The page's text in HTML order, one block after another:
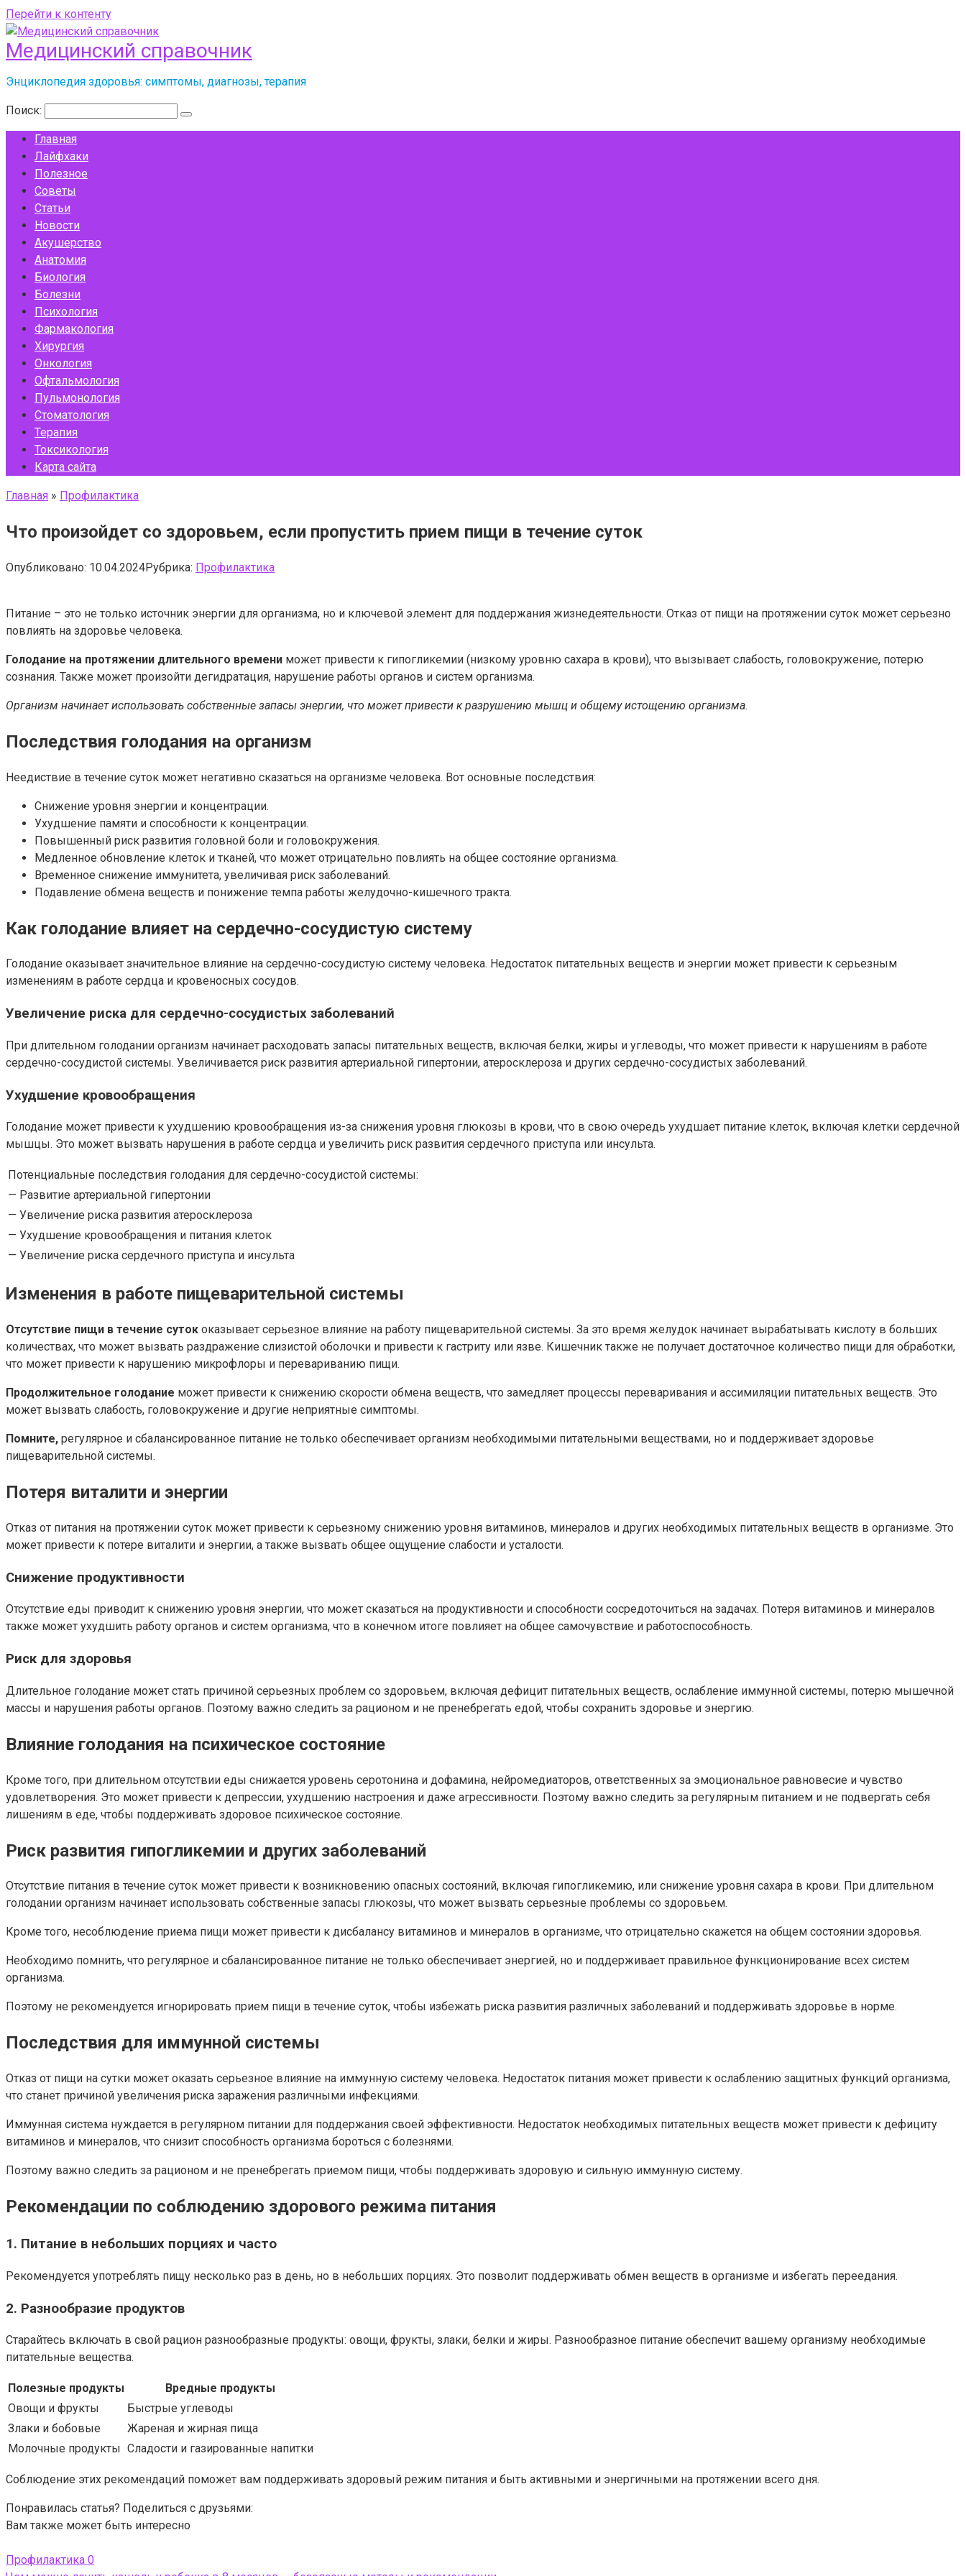
Перейти к контенту
Медицинский справочник
Энциклопедия здоровья: симптомы, диагнозы, терапия
Поиск:
Главная
Лайфхаки
Полезное
Советы
Статьи
Новости
Акушерство
Анатомия
Биология
Болезни
Психология
Фармакология
Хирургия
Онкология
Офтальмология
Пульмонология
Стоматология
Терапия
Токсикология
Карта сайта
Главная » Профилактика
Что произойдет со здоровьем, если пропустить прием пищи в течение суток
Опубликовано: 10.04.2024Рубрика: Профилактика
Питание – это не только источник энергии для организма, но и ключевой элемент для поддержания жизнедеятельности. Отказ от пищи на протяжении суток может серьезно
повлиять на здоровье человека.
Голодание на протяжении длительного времени может привести к гипогликемии (низкому уровню сахара в крови), что вызывает слабость, головокружение, потерю
сознания. Также может произойти дегидратация, нарушение работы органов и систем организма.
Организм начинает использовать собственные запасы энергии, что может привести к разрушению мышц и общему истощению организма.
Последствия голодания на организм
Неедиствие в течение суток может негативно сказаться на организме человека. Вот основные последствия:
Снижение уровня энергии и концентрации.
Ухудшение памяти и способности к концентрации.
Повышенный риск развития головной боли и головокружения.
Медленное обновление клеток и тканей, что может отрицательно повлиять на общее состояние организма.
Временное снижение иммунитета, увеличивая риск заболеваний.
Подавление обмена веществ и понижение темпа работы желудочно-кишечного тракта.
Как голодание влияет на сердечно-сосудистую систему
Голодание оказывает значительное влияние на сердечно-сосудистую систему человека. Недостаток питательных веществ и энергии может привести к серьезным
изменениям в работе сердца и кровеносных сосудов.
Увеличение риска для сердечно-сосудистых заболеваний
При длительном голодании организм начинает расходовать запасы питательных веществ, включая белки, жиры и углеводы, что может привести к нарушениям в работе
сердечно-сосудистой системы. Увеличивается риск развития артериальной гипертонии, атеросклероза и других сердечно-сосудистых заболеваний.
Ухудшение кровообращения
Голодание может привести к ухудшению кровообращения из-за снижения уровня глюкозы в крови, что в свою очередь ухудшает питание клеток, включая клетки сердечной
мышцы. Это может вызвать нарушения в работе сердца и увеличить риск развития сердечного приступа или инсульта.
Потенциальные последствия голодания для сердечно-сосудистой системы:
— Развитие артериальной гипертонии
— Увеличение риска развития атеросклероза
— Ухудшение кровообращения и питания клеток
— Увеличение риска сердечного приступа и инсульта
Изменения в работе пищеварительной системы
Отсутствие пищи в течение суток оказывает серьезное влияние на работу пищеварительной системы. За это время желудок начинает вырабатывать кислоту в больших
количествах, что может вызвать раздражение слизистой оболочки и привести к гастриту или язве. Кишечник также не получает достаточное количество пищи для обработки,
что может привести к нарушению микрофлоры и перевариванию пищи.
Продолжительное голодание может привести к снижению скорости обмена веществ, что замедляет процессы переваривания и ассимиляции питательных веществ. Это
может вызвать слабость, головокружение и другие неприятные симптомы.
Помните, регулярное и сбалансированное питание не только обеспечивает организм необходимыми питательными веществами, но и поддерживает здоровье
пищеварительной системы.
Потеря виталити и энергии
Отказ от питания на протяжении суток может привести к серьезному снижению уровня витаминов, минералов и других необходимых питательных веществ в организме. Это
может привести к потере виталити и энергии, а также вызвать общее ощущение слабости и усталости.
Снижение продуктивности
Отсутствие еды приводит к снижению уровня энергии, что может сказаться на продуктивности и способности сосредоточиться на задачах. Потеря витаминов и минералов
также может ухудшить работу органов и систем организма, что в конечном итоге повлияет на общее самочувствие и работоспособность.
Риск для здоровья
Длительное голодание может стать причиной серьезных проблем со здоровьем, включая дефицит питательных веществ, ослабление иммунной системы, потерю мышечной
массы и нарушения работы органов. Поэтому важно следить за рационом и не пренебрегать едой, чтобы сохранить здоровье и энергию.
Влияние голодания на психическое состояние
Кроме того, при длительном отсутствии еды снижается уровень серотонина и дофамина, нейромедиаторов, ответственных за эмоциональное равновесие и чувство
удовлетворения. Это может привести к депрессии, ухудшению настроения и даже агрессивности. Поэтому важно следить за регулярным питанием и не подвергать себя
лишениям в еде, чтобы поддерживать здоровое психическое состояние.
Риск развития гипогликемии и других заболеваний
Отсутствие питания в течение суток может привести к возникновению опасных состояний, включая гипогликемию, или снижение уровня сахара в крови. При длительном
голодании организм начинает использовать собственные запасы глюкозы, что может вызвать серьезные проблемы со здоровьем.
Кроме того, несоблюдение приема пищи может привести к дисбалансу витаминов и минералов в организме, что отрицательно скажется на общем состоянии здоровья.
Необходимо помнить, что регулярное и сбалансированное питание не только обеспечивает энергией, но и поддерживает правильное функционирование всех систем
организма.
Поэтому не рекомендуется игнорировать прием пищи в течение суток, чтобы избежать риска развития различных заболеваний и поддерживать здоровье в норме.
Последствия для иммунной системы
Отказ от пищи на сутки может оказать серьезное влияние на иммунную систему человека. Недостаток питания может привести к ослаблению защитных функций организма,
что станет причиной увеличения риска заражения различными инфекциями.
Иммунная система нуждается в регулярном питании для поддержания своей эффективности. Недостаток необходимых питательных веществ может привести к дефициту
витаминов и минералов, что снизит способность организма бороться с болезнями.
Поэтому важно следить за рационом и не пренебрегать приемом пищи, чтобы поддерживать здоровую и сильную иммунную систему.
Рекомендации по соблюдению здорового режима питания
1. Питание в небольших порциях и часто
Рекомендуется употреблять пищу несколько раз в день, но в небольших порциях. Это позволит поддерживать обмен веществ в организме и избегать переедания.
2. Разнообразие продуктов
Старайтесь включать в свой рацион разнообразные продукты: овощи, фрукты, злаки, белки и жиры. Разнообразное питание обеспечит вашему организму необходимые
питательные вещества.
Полезные продукты
Вредные продукты
Овощи и фрукты
Быстрые углеводы
Злаки и бобовые
Жареная и жирная пища
Молочные продукты Сладости и газированные напитки
Соблюдение этих рекомендаций поможет вам поддерживать здоровый режим питания и быть активными и энергичными на протяжении всего дня.
Понравилась статья? Поделиться с друзьями:
Вам также может быть интересно
Профилактика 0